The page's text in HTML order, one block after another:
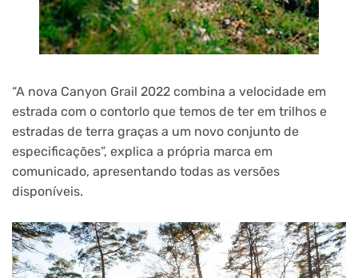
“A nova Canyon Grail 2022 combina a velocidade em
estrada com o contorlo que temos de ter em trilhos e
estradas de terra graças a um novo conjunto de
especificações”, explica a própria marca em
comunicado, apresentando todas as versões
disponíveis.